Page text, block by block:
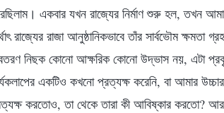
একবার যখন রাজ্যের নির্মাণ শুরু হল, তখন
রাজ্যের রাজা আনুষ্ঠানিকভাবে তাঁর সার্বভৌম
নিছক কোনো আক্ষরিক কোনো উদ্ভাস নয়, এটা
একটিও কখনো প্রত্যক্ষ করেনি, বা আমার
করতোও, তা থেকে তারা কী আবিষ্কার করতো?